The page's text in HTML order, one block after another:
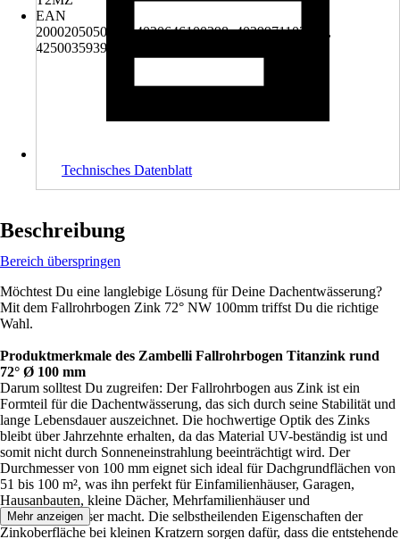
EAN
2000205050006, 4020646100298, 4029971102649,
4250035939783
Technisches Datenblatt
Beschreibung
Bereich überspringen
Möchtest Du eine langlebige Lösung für Deine Dachentwässerung?
Mit dem Fallrohrbogen Zink 72° NW 100mm triffst Du die richtige
Wahl.
Produktmerkmale des Zambelli Fallrohrbogen Titanzink rund
72° Ø 100 mm
Darum solltest Du zugreifen: Der Fallrohrbogen aus Zink ist ein
Formteil für die Dachentwässerung, das sich durch seine Stabilität und
lange Lebensdauer auszeichnet. Die hochwertige Optik des Zinks
bleibt über Jahrzehnte erhalten, da das Material UV-beständig ist und
somit nicht durch Sonneneinstrahlung beeinträchtigt wird. Der
Durchmesser von 100 mm eignet sich ideal für Dachgrundflächen von
51 bis 100 m², was ihn perfekt für Einfamilienhäuser, Garagen,
Hausanbauten, kleine Dächer, Mehrfamilienhäuser und
Wochenendhäuser macht. Die selbstheilenden Eigenschaften der
Zinkoberfläche bei kleinen Kratzern sorgen dafür, dass die entstehende
Mehr anzeigen